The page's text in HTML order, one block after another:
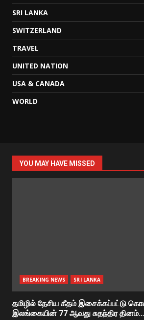
SRI LANKA
SWITZERLAND
TRAVEL
UNITED NATION
USA & CANADA
WORLD
YOU MAY HAVE MISSED
BREAKING NEWS SRI LANKA
தமிழில் தேசிய கீதம் இசைக்கப்பட்டு
இலங்கையின் 77 ஆவது சுதந்திர